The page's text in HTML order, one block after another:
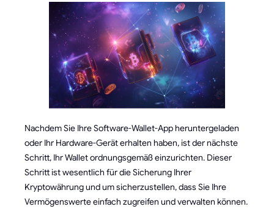
Nachdem Sie Ihre Software-Wallet-App heruntergeladen
oder Ihr Hardware-Gerät erhalten haben, ist der nächste
Schritt, Ihr Wallet ordnungsgemäß einzurichten. Dieser
Schritt ist wesentlich für die Sicherung Ihrer
Kryptowährung und um sicherzustellen, dass Sie Ihre
Vermögenswerte einfach zugreifen und verwalten können.